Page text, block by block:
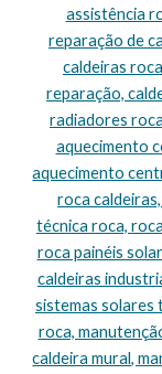
assistência
reparação de
caldeiras
reparação,
radiadores
aquecimento
aquecimento
roca
técnica roca,
roca painéis
caldeiras
sistemas solares
roca,
caldeira mural,